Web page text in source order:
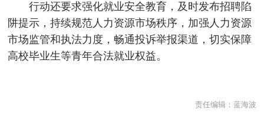
行动还要求强化就业安全教育，及时发布招聘陷
阱提示，持续规范人力资源市场秩序，加强人力资源
市场监管和执法力度，畅通投诉举报渠道，切实保障
高校毕业生等青年合法就业权益。
责任编辑： 蓝海波